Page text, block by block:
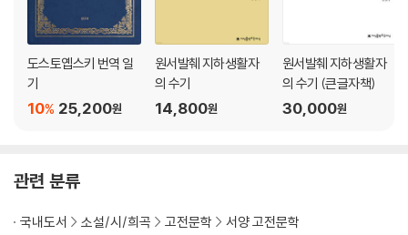
도스토옙스키 번역 일
기
25,200원
10%
원서발췌 지하생활자
의 수기
14,800원
원서발췌 지하생활자
의 수기 (큰글자책)
30,000원
관련 분류
국내도서 소설/시/희곡 고전문학
서양 고전문학